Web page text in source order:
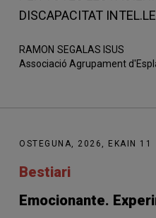
DISCAPACITAT
RAMON SEGALAS ISUS
Associació Agrupament
OSTEGUNA, 2026, EKAIN 11
Bestiari
Emocionante.